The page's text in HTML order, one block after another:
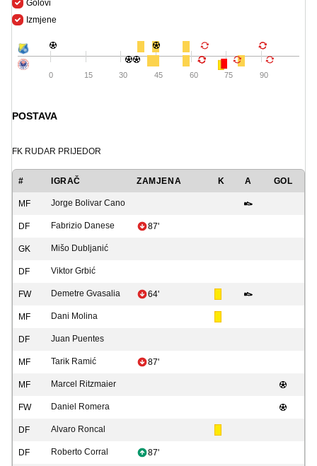
Golovi
Izmjene
0 15 30 45 60 75 90
POSTAVA
FK RUDAR PRIJEDOR
# IGRAČ ZAMJENA K A GOL
MF Jorge Bolivar Cano
DF Fabrizio Danese 87'
GK Mišo Dubljanić
DF Viktor Grbić
FW Demetre Gvasalia 64'
MF Dani Molina
DF Juan Puentes
MF Tarik Ramić 87'
MF Marcel Ritzmaier
FW Daniel Romera
DF Alvaro Roncal
DF Roberto Corral 87'